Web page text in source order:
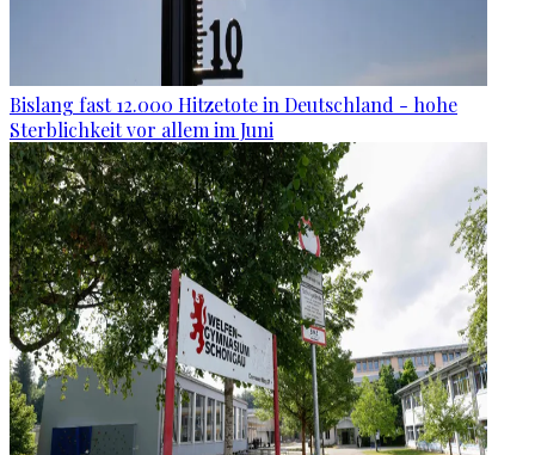
Bislang fast 12.000 Hitzetote in Deutschland - hohe
Sterblichkeit vor allem im Juni